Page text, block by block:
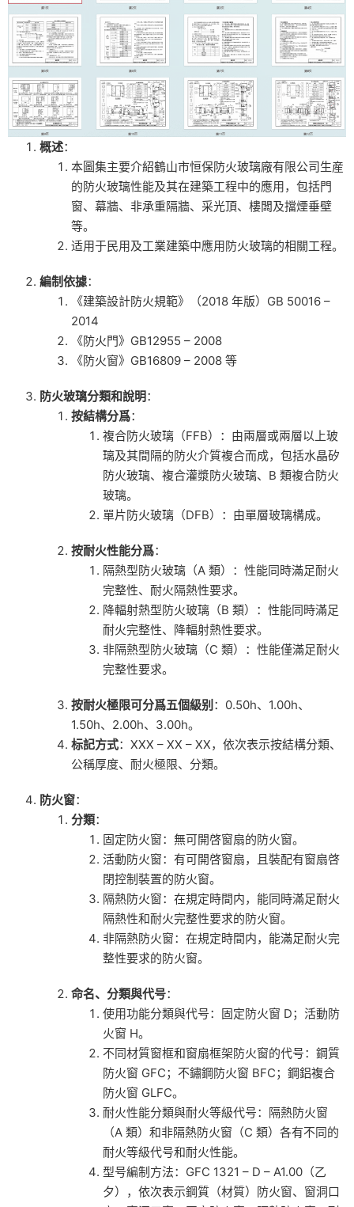
概述：
本圖集主要介紹鶴山市恒保防火玻璃廠有限公司生産
的防火玻璃性能及其在建築工程中的應用，包括門
窗、幕牆、非承重隔牆、采光頂、樓闆及擋煙垂壁
等。
适用于民用及工業建築中應用防火玻璃的相關工程。
編制依據：
《建築設計防火規範》（2018 年版）GB 50016 –
2014
《防火門》GB12955 – 2008
《防火窗》GB16809 – 2008 等
防火玻璃分類和說明：
按結構分爲：
複合防火玻璃（FFB）：由兩層或兩層以上玻
璃及其間隔的防火介質複合而成，包括水晶矽
防火玻璃、複合灌漿防火玻璃、B 類複合防火
玻璃。
單片防火玻璃（DFB）：由單層玻璃構成。
按耐火性能分爲：
隔熱型防火玻璃（A 類）：性能同時滿足耐火
完整性、耐火隔熱性要求。
降輻射熱型防火玻璃（B 類）：性能同時滿足
耐火完整性、降輻射熱性要求。
非隔熱型防火玻璃（C 類）：性能僅滿足耐火
完整性要求。
按耐火極限可分爲五個級别 ：0.50h、1.00h、
1.50h、2.00h、3.00h。
标記方式：XXX – XX – XX，依次表示按結構分類、
公稱厚度、耐火極限、分類。
防火窗：
分類：
固定防火窗：無可開啓窗扇的防火窗。
活動防火窗：有可開啓窗扇，且裝配有窗扇啓
閉控制裝置的防火窗。
隔熱防火窗：在規定時間内，能同時滿足耐火
隔熱性和耐火完整性要求的防火窗。
非隔熱防火窗：在規定時間内，能滿足耐火完
整性要求的防火窗。
命名、分類與代号：
使用功能分類與代号：固定防火窗 D；活動防
火窗 H。
不同材質窗框和窗扇框架防火窗的代号：鋼質
防火窗 GFC；不鏽鋼防火窗 BFC；鋼鋁複合
防火窗 GLFC。
耐火性能分類與耐火等級代号：隔熱防火窗
（A 類）和非隔熱防火窗（C 類）各有不同的
耐火等級代号和耐火性能。
型号編制方法：GFC 1321 – D – A1.00（乙
夕），依次表示鋼質（材質）防火窗、窗洞口